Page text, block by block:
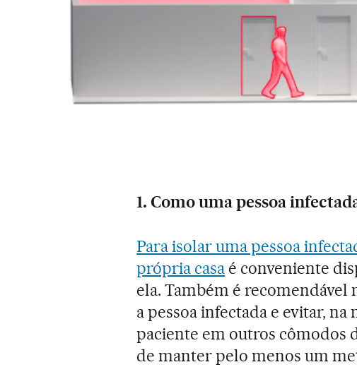
1. Como uma pessoa
Para isolar uma pessoa
própria casa é conveniente
ela. Também é
a pessoa infectada e evitar,
paciente em outros cômodos
de manter pelo menos um